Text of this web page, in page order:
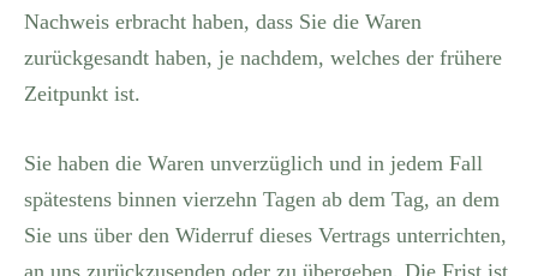
Nachweis erbracht haben, dass Sie die Waren
zurückgesandt haben, je nachdem, welches der frühere
Zeitpunkt ist.
Sie haben die Waren unverzüglich und in jedem Fall
spätestens binnen vierzehn Tagen ab dem Tag, an dem
Sie uns über den Widerruf dieses Vertrags unterrichten,